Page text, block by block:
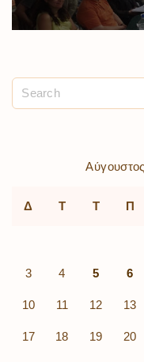
Δ Τ Τ Π
3 4 5 6
10 11 12 13
17 18 19 20